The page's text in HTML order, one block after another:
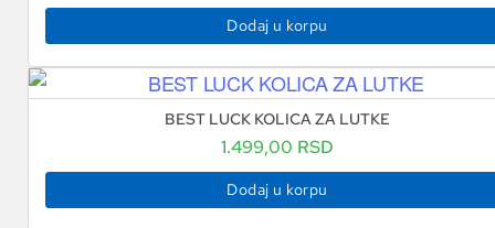
Dodaj u korpu
BEST LUCK KOLICA ZA LUTKE
1.499,00 RSD
Dodaj u korpu